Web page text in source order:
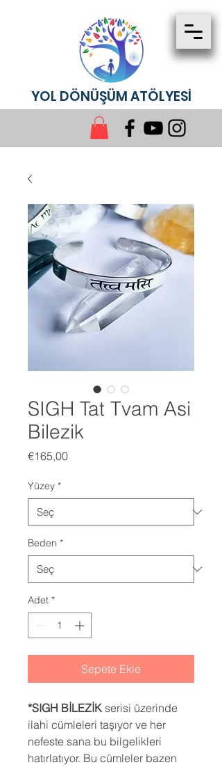
YOL DÖNÜŞÜM ATÖLYESİ
SIGH Tat Tvam Asi
Bilezik
€165,00Fiyat
Yüzey *
Beden *
Adet *
Sepete Ekle
*SIGH BİLEZİK serisi üzerinde
ilahi cümleleri taşıyor ve her
nefeste sana bu bilgelikleri
hatırlatıyor. Bu cümleler bazen